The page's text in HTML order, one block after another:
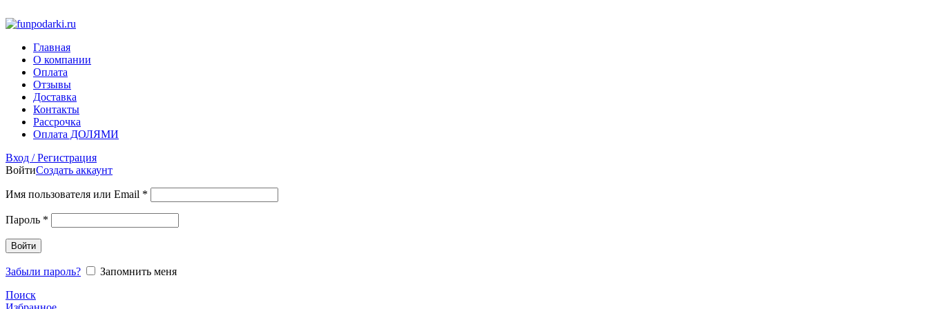
Главная
О компании
Оплата
Отзывы
Доставка
Контакты
Рассрочка
Оплата ДОЛЯМИ
Вход / Регистрация
ВойтиСоздать аккаунт
Имя пользователя или Email *
Пароль *
Войти
Забыли пароль?
Запомнить меня
Поиск